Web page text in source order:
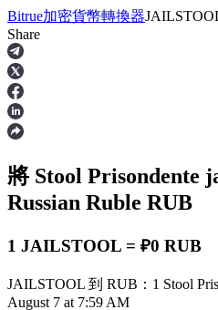
合約
USDT永續
Bitrue加密貨幣轉換器
Share
將 Stool Prisondente
Russian Ruble RUB
1 JAILSTOOL = ₽0 RUB
JAILSTOOL 到 RUB：1 Stool
August 7 at 7:59 AM